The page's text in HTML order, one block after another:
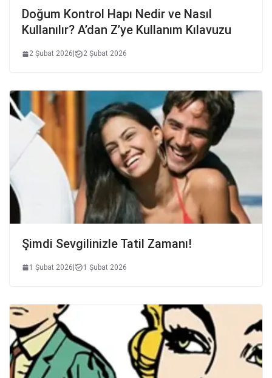
Doğum Kontrol Hapı Nedir ve Nasıl
Kullanılır? A’dan Z’ye Kullanım Kılavuzu
2 Şubat 2026 2 Şubat 2026
Şimdi Sevgilinizle Tatil Zamanı!
1 Şubat 2026 1 Şubat 2026